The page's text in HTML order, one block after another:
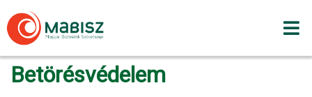
to
content
Betörésvédelem